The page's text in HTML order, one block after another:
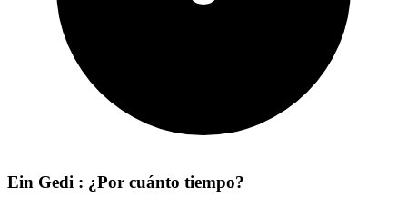
Ein Gedi : ¿Por cuánto tiempo?